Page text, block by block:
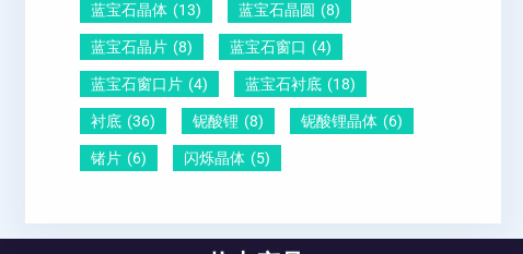
蓝宝石晶体 (13) 蓝宝石晶圆 (8)
蓝宝石晶片 (8) 蓝宝石窗口 (4)
蓝宝石窗口片 (4) 蓝宝石衬底 (18)
衬底 (36) 铌酸锂 (8) 铌酸锂晶体 (6)
锗片 (6) 闪烁晶体 (5)